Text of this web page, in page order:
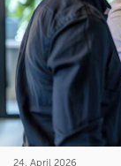
24. April 2026